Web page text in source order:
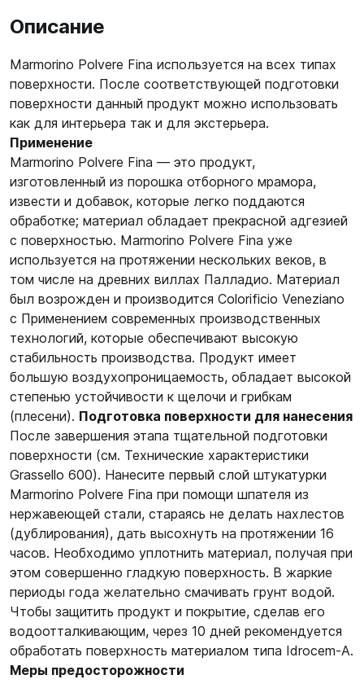
Описание
Marmorino Polvere Fina используется на всех типах
поверхности. После соответствующей подготовки
поверхности данный продукт можно использовать
как для интерьера так и для экстерьера.
Применение
Marmorino Polvere Fina — это продукт,
изготовленный из порошка отборного мрамора,
извести и добавок, которые легко поддаются
обработке; материал обладает прекрасной адгезией
с поверхностью. Marmorino Polvere Fina уже
используется на протяжении нескольких веков, в
том числе на древних виллах Палладио. Материал
был возрожден и производится Colorificio Veneziano
с Применением современных производственных
технологий, которые обеспечивают высокую
стабильность производства. Продукт имеет
большую воздухопроницаемость, обладает высокой
степенью устойчивости к щелочи и грибкам
(плесени). Подготовка поверхности для нанесения
После завершения этапа тщательной подготовки
поверхности (см. Технические характеристики
Grassello 600). Нанесите первый слой штукатурки
Marmorino Polvere Fina при помощи шпателя из
нержавеющей стали, стараясь не делать нахлестов
(дублирования), дать высохнуть на протяжении 16
часов. Необходимо уплотнить материал, получая при
этом совершенно гладкую поверхность. В жаркие
периоды года желательно смачивать грунт водой.
Чтобы защитить продукт и покрытие, сделав его
водоотталкивающим, через 10 дней рекомендуется
обработать поверхность материалом типа Idrocem-A.
Меры предосторожности